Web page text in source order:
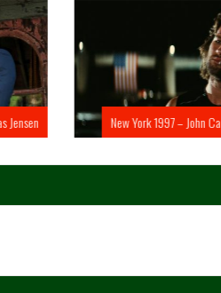
New York 1997 – John Carpenter 8/8